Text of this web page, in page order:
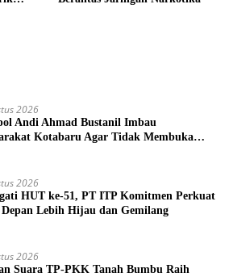
2026
Andi Ahmad Bustanil Imbau
Kotabaru Agar Tidak Membuka
2026
HUT ke-51, PT ITP Komitmen Perkuat
Depan Lebih Hijau dan Gemilang
2026
Suara TP-PKK Tanah Bumbu Raih